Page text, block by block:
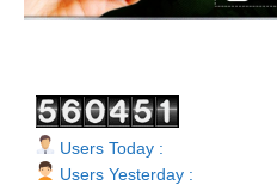
Users Today :
Users Yesterday :